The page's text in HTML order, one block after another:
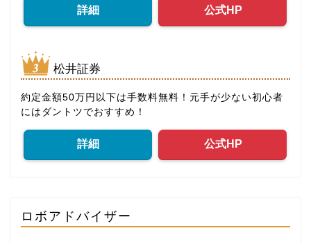
詳細 公式HP
松井証券
約定金額50万円以下は手数料無料！元手が少ない初心者
にはダントツでおすすめ！
詳細 公式HP
ロボアドバイザー